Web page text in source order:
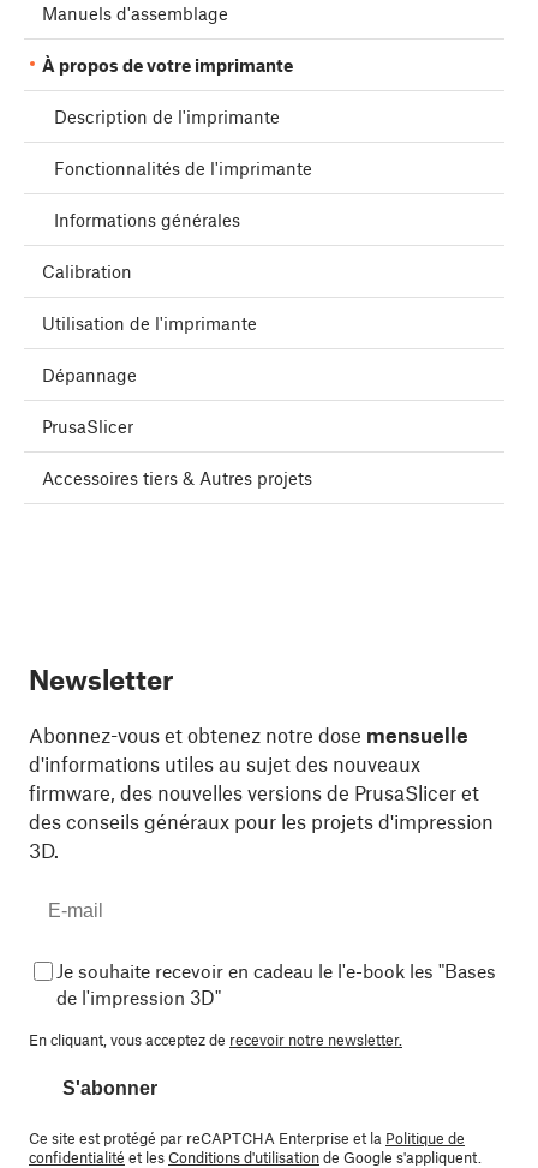
Manuels d'assemblage
À propos de votre imprimante
Description de l'imprimante
Fonctionnalités de l'imprimante
Informations générales
Calibration
Utilisation de l'imprimante
Dépannage
PrusaSlicer
Accessoires tiers & Autres projets
Newsletter
Abonnez-vous et obtenez notre dose mensuelle
d'informations utiles au sujet des nouveaux
firmware, des nouvelles versions de PrusaSlicer et
des conseils généraux pour les projets d'impression
3D.
Je souhaite recevoir en cadeau le l'e-book les "Bases
de l'impression 3D"
En cliquant, vous acceptez de recevoir notre newsletter.
S'abonner
Ce site est protégé par reCAPTCHA Enterprise et la Politique de
confidentialité et lesConditions d'utilisationde Google s'appliquent.